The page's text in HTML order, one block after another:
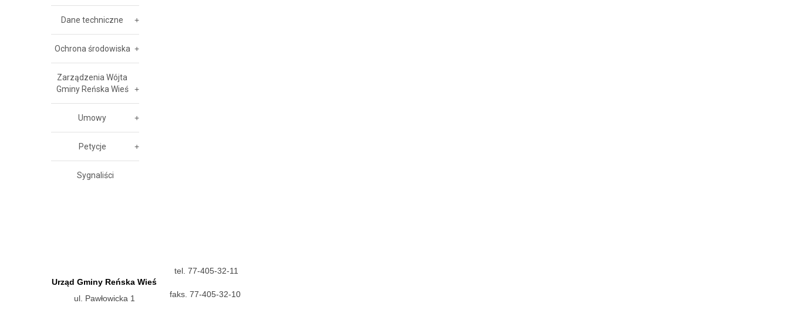
Dane techniczne
Ochrona środowiska
Zarządzenia Wójta
Gminy Reńska Wieś
Umowy
Petycje
Sygnaliści
Urząd Gminy Reńska Wieś
ul. Pawłowicka 1
tel. 77-405-32-11
faks. 77-405-32-10